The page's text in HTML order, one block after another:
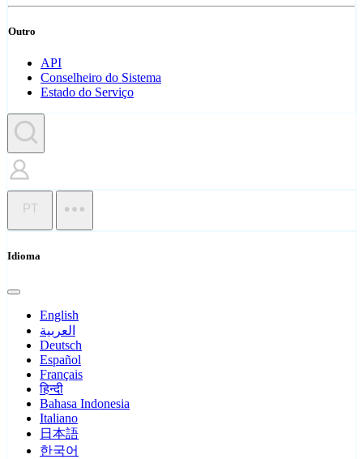
Outro
API
Conselheiro do Sistema
Estado do Serviço
PT
Idioma
English
العربية
Deutsch
Español
Français
हिन्दी
Bahasa Indonesia
Italiano
日本語
한국어